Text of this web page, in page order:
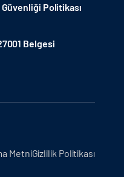
Politikası
Belgesi
MetniGizlilik Politikası